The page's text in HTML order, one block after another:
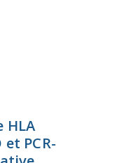
HLA
et PCR-